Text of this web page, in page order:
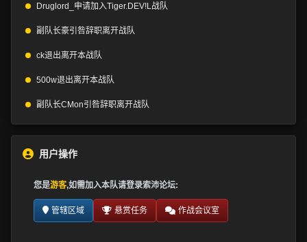
Druglord_ 申请加入Tiger.DEV!L战队
副队长豪引咎辞职离开战队
ck退出离开本战队
500w退出离开本战队
副队长CMon引咎辞职离开战队
用户操作
您是游客,如需加入本队请登录索沛论坛:
管辖区域 悬赏任务 作战会议室